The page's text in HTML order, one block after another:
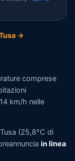
→
comprese
km/h nelle
(25,8°C di
in linea